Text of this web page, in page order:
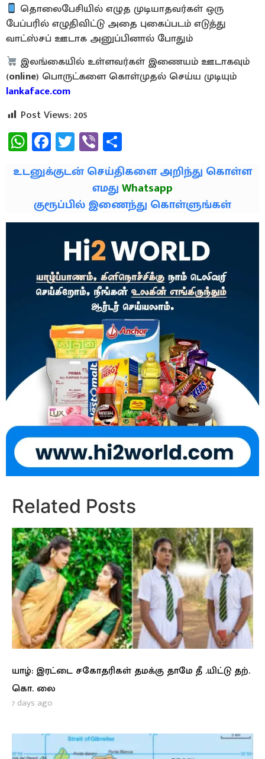
தொலைபேசியில் எழுத முடியாதவர்கள் ஒரு
பேப்பரில் எழுதிவிட்டு அதை புகைப்படம் எடுத்து
வாட்ஸ்சப் ஊடாக அனுப்பினால் போதும்
இலங்கையில் உள்ளவர்கள் இணையம் ஊடாகவும்
(online) பொருட்களை கொள்முதல் செய்ய முடியும்
lankaface.com
Post Views:205
WhatsApp
Facebook
Twitter
Viber
உடனுக்குடன் செய்திகளை அறிந்து கொள்ள
எமதுWhatsapp
குரூப்பில் இணைந்து கொள்ளுங்கள்
Related Posts
யாழ்: இரட்டை சகோதரிகள் தமக்கு தாமே தீ .யிட்டு தற்.
கொ. லை
7 days ago